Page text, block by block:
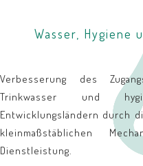
Wasser, Hygiene
Verbesserung des
Trinkwasser und
Entwicklungsländern durch
kleinmaßstäblichen
Dienstleistung.